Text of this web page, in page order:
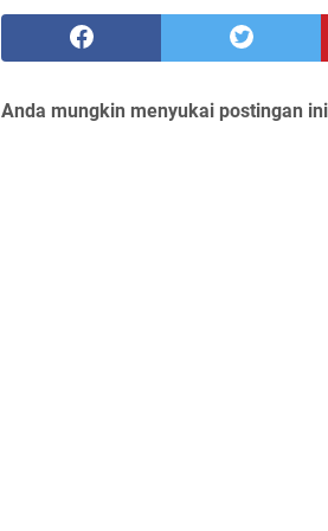
Anda mungkin menyukai postingan